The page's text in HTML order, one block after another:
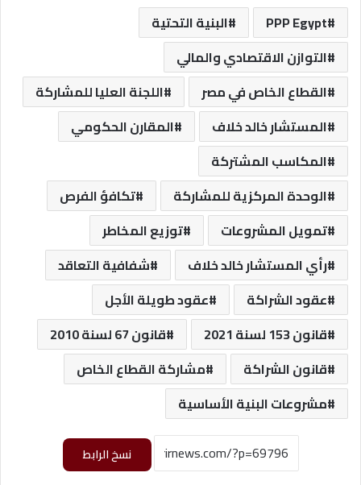
PPP Egypt
البنية التحتية
التوازن الاقتصادي والمالي
القطاع الخاص في مصر
اللجنة العليا للمشاركة
المستشار خالد خلاف
المقارن الحكومي
المكاسب المشتركة
الوحدة المركزية للمشاركة
تكافؤ الفرص
تمويل المشروعات
توزيع المخاطر
رأي المستشار خالد خلاف
شفافية التعاقد
عقود الشراكة
عقود طويلة الأجل
قانون 153 لسنة 2021
قانون 67 لسنة 2010
قانون الشراكة
مشاركة القطاع الخاص
مشروعات البنية الأساسية
نسخ الرابط